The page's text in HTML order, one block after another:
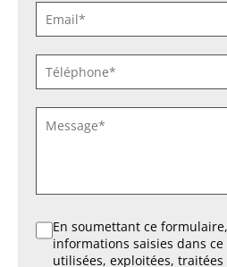
E-
MAIL
*TÉLÉPHONE
*
SANS
RGPD
En soumettant ce
informations saisies dans
utilisées, exploitées,